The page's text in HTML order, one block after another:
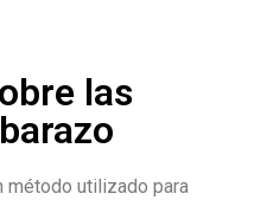
las
método utilizado para